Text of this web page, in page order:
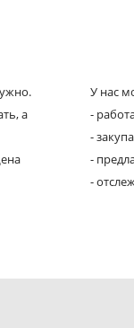
а
У нас
-
-
-
-